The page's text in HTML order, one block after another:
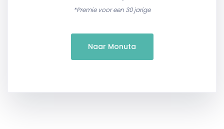
*Premie voor een 30 jarige
Naar Monuta